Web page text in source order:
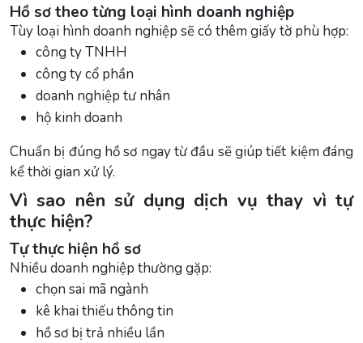
Hồ sơ theo từng loại hình doanh nghiệp
Tùy loại hình doanh nghiệp sẽ có thêm giấy tờ phù hợp:
công ty TNHH
công ty cổ phần
doanh nghiệp tư nhân
hộ kinh doanh
Chuẩn bị đúng hồ sơ ngay từ đầu sẽ giúp tiết kiệm đáng
kể thời gian xử lý.
Vì sao nên sử dụng dịch vụ thay vì tự
thực hiện?
Tự thực hiện hồ sơ
Nhiều doanh nghiệp thường gặp:
chọn sai mã ngành
kê khai thiếu thông tin
hồ sơ bị trả nhiều lần